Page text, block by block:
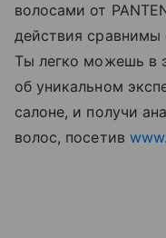
волосами от
действия
Ты легко можешь в
об уникальном
салоне, и получи
волос, посетив